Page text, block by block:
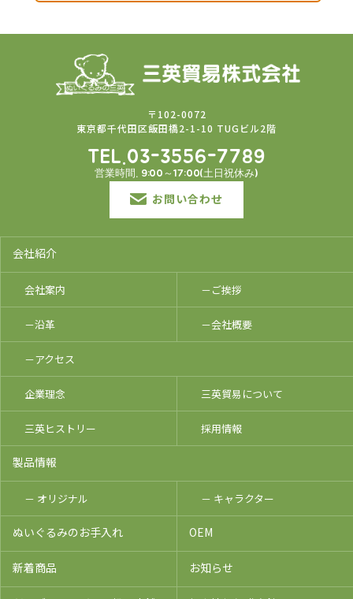
〒102-0072
東京都千代田区飯田橋2-1-10 TUGビル2階
TEL.03-3556-7789
営業時間. 9:00～17:00(土日祝休み)
お問い合わせ
会社紹介
会社案内 －ご挨拶
－沿革 －会社概要
－アクセス
企業理念 三英貿易について
三英ヒストリー 採用情報
製品情報
－ オリジナル － キャラクター
ぬいぐるみのお手入れ OEM
新着商品 お知らせ